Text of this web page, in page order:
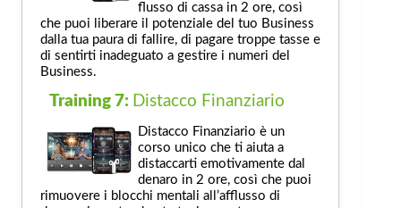
flusso di cassa in 2 ore, così
che puoi liberare il potenziale del tuo Business
dalla tua paura di fallire, di pagare troppe tasse e
di sentirti inadeguato a gestire i numeri del
Business.
Training 7: Distacco Finanziario
Distacco Finanziario è un
corso unico che ti aiuta a
distaccarti emotivamente dal
denaro in 2 ore, così che puoi
rimuovere i blocchi mentali all’afflusso di